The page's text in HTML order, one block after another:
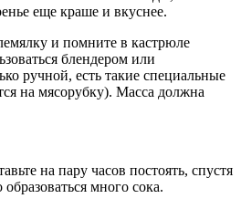
еще краше и вкуснее.
и помните в кастрюле
блендером или
ручной, есть такие специальные
на мясорубку). Масса должна
на пару часов постоять, спустя
много сока.